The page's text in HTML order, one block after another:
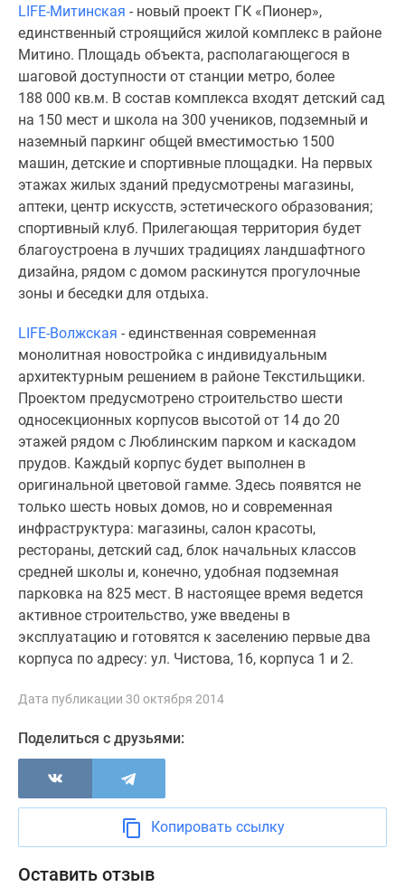
комнатные
комнатные
Квартиры
карте
Ипотечный
калькулятор
Семейная
ипотека
Военная
ипотека
Банки
Медиа
Новости
недвижимости
Мнение
эксперта
Аналитика
рынка
Покупателю
Экспертиза
новостроек
Эксперты
авторы
проекте
Контакты
места
ипотека
LIFE-Митинская - новый проект ГК «Пионер»,
единственный строящийся жилой комплекс в районе
Митино. Площадь объекта, располагающегося в
шаговой доступности от станции метро, более
188 000 кв.м. В состав комплекса входят детский сад
на 150 мест и школа на 300 учеников, подземный и
наземный паркинг общей вместимостью 1500
машин, детские и спортивные площадки. На первых
этажах жилых зданий предусмотрены магазины,
аптеки, центр искусств, эстетического образования;
спортивный клуб. Прилегающая территория будет
благоустроена в лучших традициях ландшафтного
дизайна, рядом с домом раскинутся прогулочные
зоны и беседки для отдыха.
LIFE-Волжская - единственная современная
монолитная новостройка с индивидуальным
архитектурным решением в районе Текстильщики.
Проектом предусмотрено строительство шести
односекционных корпусов высотой от 14 до 20
этажей рядом с Люблинским парком и каскадом
прудов. Каждый корпус будет выполнен в
оригинальной цветовой гамме. Здесь появятся не
только шесть новых домов, но и современная
инфраструктура: магазины, салон красоты,
рестораны, детский сад, блок начальных классов
средней школы и, конечно, удобная подземная
парковка на 825 мест. В настоящее время ведется
активное строительство, уже введены в
эксплуатацию и готовятся к заселению первые два
корпуса по адресу: ул. Чистова, 16, корпуса 1 и 2.
Дата публикации 30 октября 2014
Поделиться с друзьями:
Копировать ссылку
Оставить отзыв